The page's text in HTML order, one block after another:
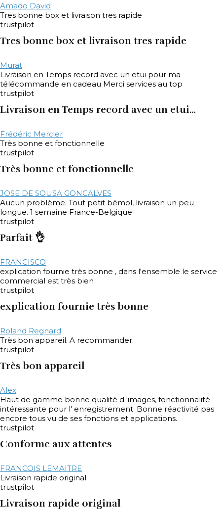
Amado David
Tres bonne box et livraison tres rapide
trustpilot
Tres bonne box et livraison tres rapide
Murat
Livraison en Temps record avec un etui pour ma
télécommande en cadeau Merci services au top
trustpilot
Livraison en Temps record avec un etui…
Frédéric Mercier
Très bonne et fonctionnelle
trustpilot
Très bonne et fonctionnelle
JOSE DE SOUSA GONCALVES
Aucun problème. Tout petit bémol, livraison un peu
longue. 1 semaine France-Belgique
trustpilot
Parfait 👌
FRANCISCO
explication fournie très bonne , dans l'ensemble le service
commercial est très bien
trustpilot
explication fournie très bonne
Roland Regnard
Très bon appareil. A recommander.
trustpilot
Très bon appareil
Alex
Haut de gamme bonne qualité d 'images, fonctionnalité
intéressante pour l' enregistrement. Bonne réactivité pas
encore tous vu de ses fonctions et applications.
trustpilot
Conforme aux attentes
FRANCOIS LEMAITRE
Livraison rapide original
trustpilot
Livraison rapide original